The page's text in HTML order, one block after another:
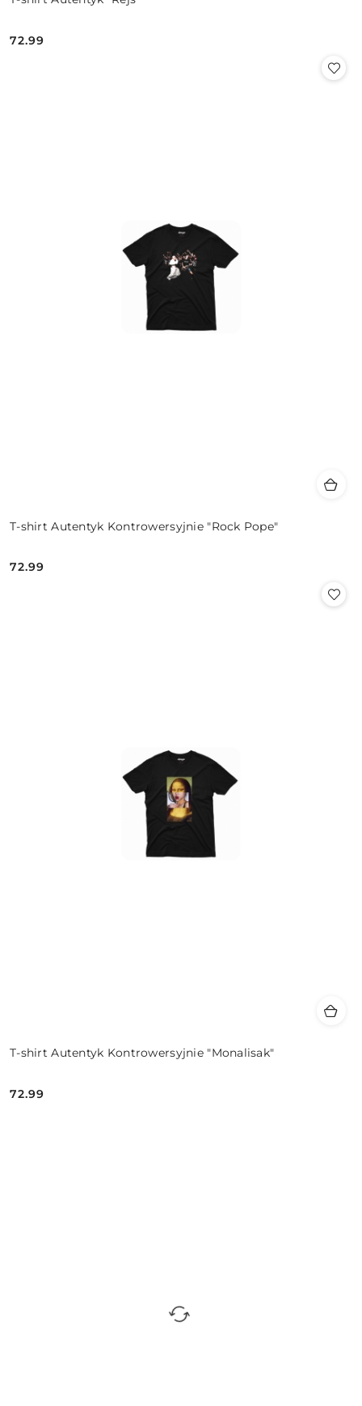
Cena:
72.99
T-shirt Autentyk Kontrowersyjnie "Rock Pope"
Cena:
72.99
T-shirt Autentyk Kontrowersyjnie "Monalisak"
Cena:
72.99